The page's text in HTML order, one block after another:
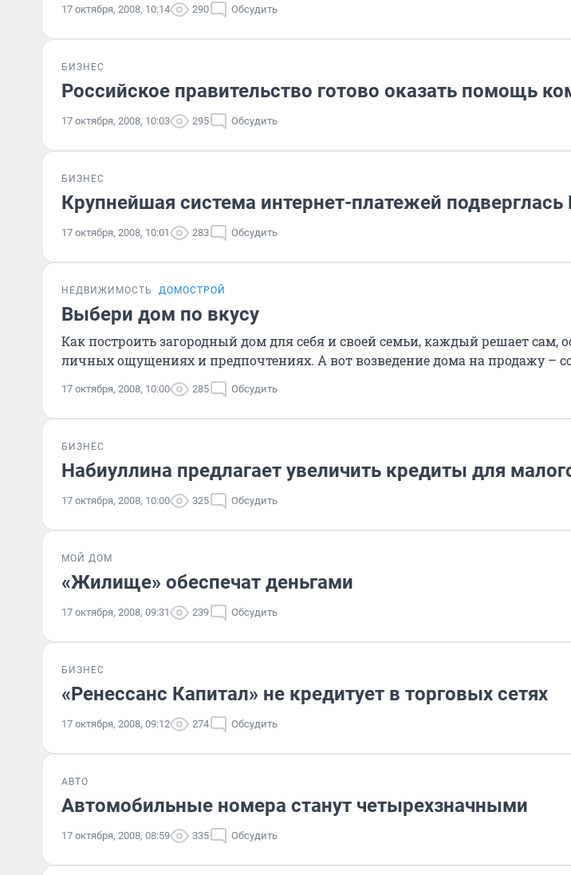
17 октября, 2008, 10:14 290 Обсудить
БИЗНЕС
Российское правительство готово оказать помощь
17 октября, 2008, 10:03 295 Обсудить
БИЗНЕС
Крупнейшая система интернет-платежей подверглась
17 октября, 2008, 10:01 283 Обсудить
НЕДВИЖИМОСТЬ ДОМОСТРОЙ
Выбери дом по вкусу
Как построить загородный дом для себя и своей семьи, каждый решает сам,
личных ощущениях и предпочтениях. А вот возведение дома на продажу –
17 октября, 2008, 10:00 285 Обсудить
БИЗНЕС
Набиуллина предлагает увеличить кредиты для
17 октября, 2008, 10:00 325 Обсудить
МОЙ ДОМ
«Жилище» обеспечат деньгами
17 октября, 2008, 09:31 239 Обсудить
БИЗНЕС
«Ренессанс Капитал» не кредитует в торговых сетях
17 октября, 2008, 09:12 274 Обсудить
АВТО
Автомобильные номера станут четырехзначными
17 октября, 2008, 08:59 335 Обсудить